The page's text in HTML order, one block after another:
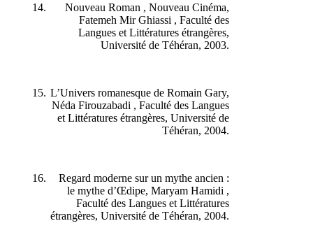
Nouveau Roman , Nouveau Cinéma,
Fatemeh Mir Ghiassi , Faculté des
Langues et Littératures étrangères,
Université de Téhéran, 2003.
L’Univers romanesque de Romain Gary,
Néda Firouzabadi , Faculté des Langues
et Littératures étrangères, Université de
Téhéran, 2004.
Regard moderne sur un mythe ancien :
le mythe d’Œdipe, Maryam Hamidi ,
Faculté des Langues et Littératures
étrangères, Université de Téhéran, 2004.